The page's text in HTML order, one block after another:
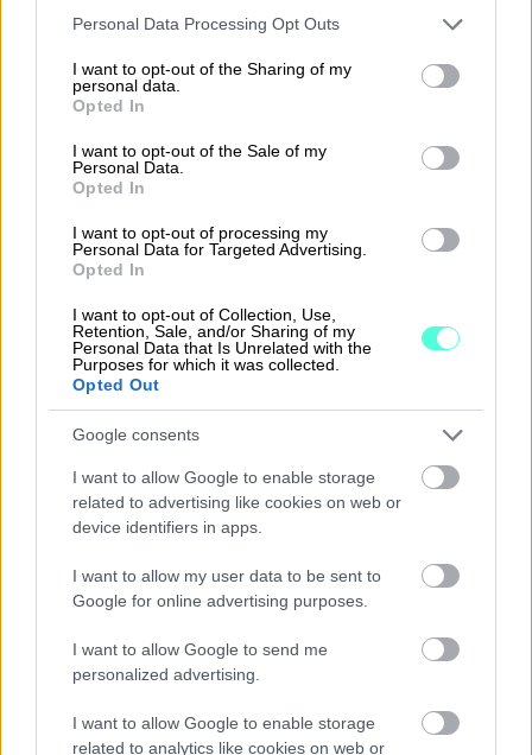
Please note that this website/app uses one or more Google
not limited to your visit or usage behaviour. You may click to
grant or deny consent to Google and its third-party tags to
use your data for below specified purposes in below Google
consent section.
Personal Data Processing Opt Outs
I want to opt-out of the Sharing of my
personal data.
Opted In
I want to opt-out of the Sale of my
Personal Data.
Opted In
I want to opt-out of processing my
Personal Data for Targeted Advertising.
Opted In
I want to opt-out of Collection, Use,
Retention, Sale, and/or Sharing of my
Personal Data that Is Unrelated with the
Purposes for which it was collected.
Opted Out
Google consents
I want to allow Google to enable storage
related to advertising like cookies on web or
device identifiers in apps.
I want to allow my user data to be sent to
Google for online advertising purposes.
I want to allow Google to send me
personalized advertising.
I want to allow Google to enable storage
related to analytics like cookies on web or
konsernin toimitusjohtajana
Finagon ISO 27001 -sertifikaatin uudistus ­­­
kalenteri 2026
Procountor on nyt osa Finagoa, kun
yhdistyvät
Tietoturva ei ole vaihtoehto –
tunnistautuminen on jo arkea